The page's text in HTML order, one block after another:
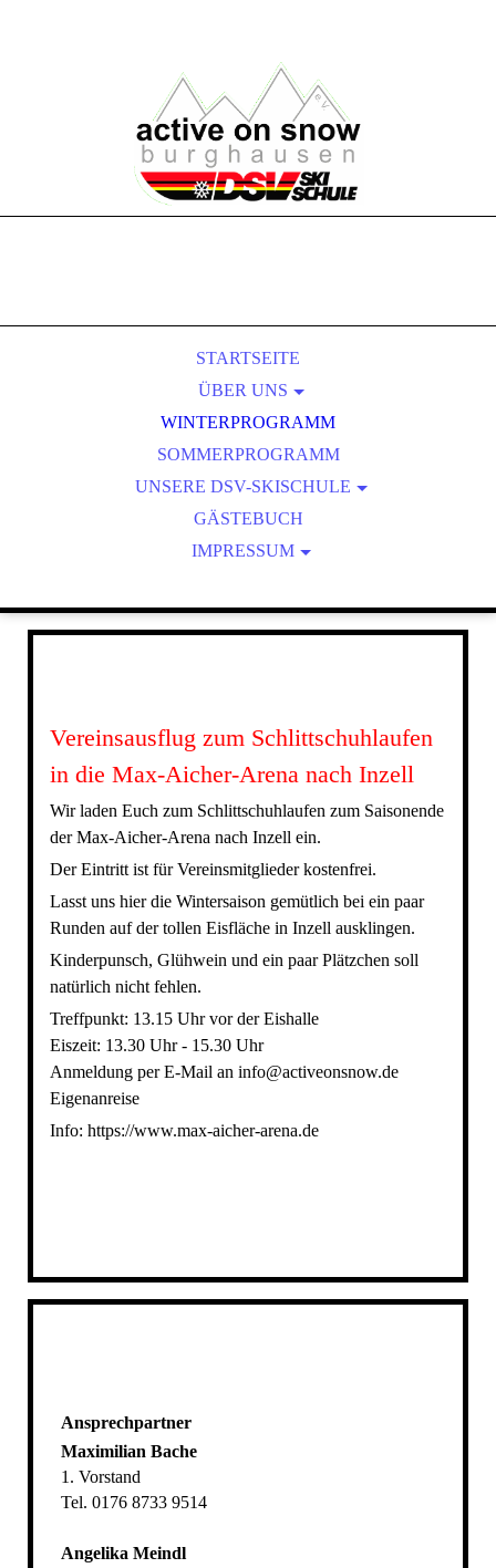
STARTSEITE
ÜBER UNS
VORSTANDSCHAFT
SKILEHRERTEAM
MITGLIEDSCHAFT
SATZUNG
ARCHIV
WINTERPROGRAMM
SOMMERPROGRAMM
UNSERE DSV-SKISCHULE
GRÜNDUNG
LIZENZIERUNG
GÄSTEBUCH
IMPRESSUM
HAFTUNGSAUSSCHLUSS
Vereinsausflug zum Schlittschuhlaufen
in die Max-Aicher-Arena nach Inzell
Wir laden Euch zum Schlittschuhlaufen zum Saisonende
der Max-Aicher-Arena nach Inzell ein.
Der Eintritt ist für Vereinsmitglieder kostenfrei.
Lasst uns hier die Wintersaison gemütlich bei ein paar
Runden auf der tollen Eisfläche in Inzell ausklingen.
Kinderpunsch, Glühwein und ein paar Plätzchen soll
natürlich nicht fehlen.
Treffpunkt: 13.15 Uhr vor der Eishalle
Eiszeit: 13.30 Uhr - 15.30 Uhr
Anmeldung per E-Mail an info@activeonsnow.de
Eigenanreise
Info: https://www.max-aicher-arena.de
Ansprechpartner
Maximilian Bache
1. Vorstand
Tel. 0176 8733 9514
Angelika Meindl